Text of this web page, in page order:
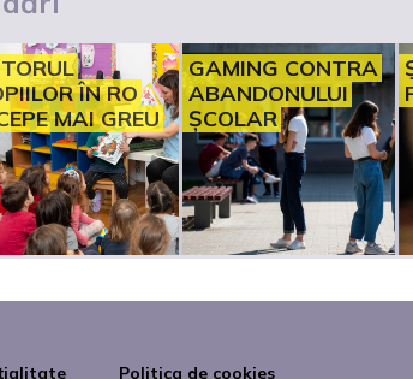
ÎN RO
MAI GREU
GAMING CONTRA
ABANDONULUI
ȘCOLAR
Politica de cookies